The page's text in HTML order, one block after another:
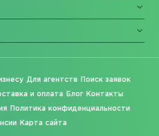
Для агентств Поиск заявок
и оплата Блог Контакты
Политика конфиденциальности
Карта сайта